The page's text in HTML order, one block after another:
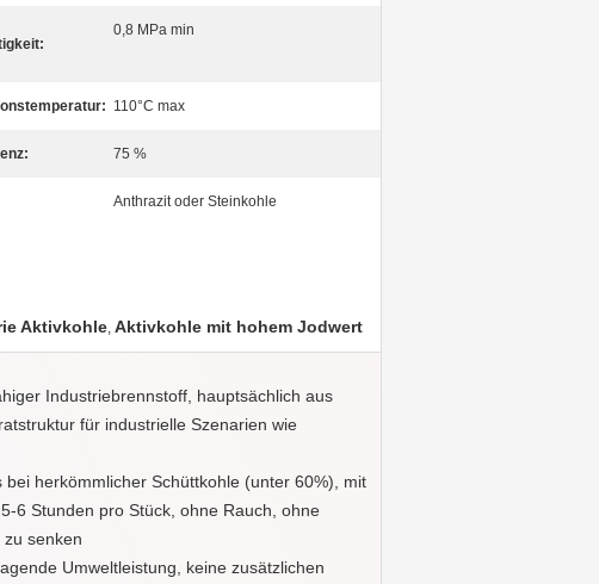
0,8 MPa min
110°C max
75 %
Anthrazit oder Steinkohle
Aktivkohle, Aktivkohle mit hohem Jodwert
Industriebrennstoff, hauptsächlich aus
für industrielle Szenarien wie
herkömmlicher Schüttkohle (unter 60%), mit
6 Stunden pro Stück, ohne Rauch, ohne
senken
Umweltleistung, keine zusätzlichen